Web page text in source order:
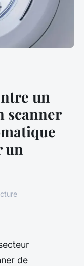
un
scanner
un
de